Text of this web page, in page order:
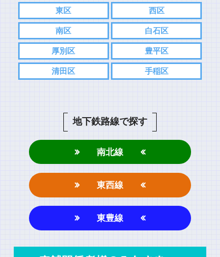
東区 西区
南区 白石区
厚別区 豊平区
清田区 手稲区
地下鉄路線で探す
南北線
東西線
東豊線